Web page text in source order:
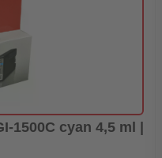
1500C cyan 4,5 ml |